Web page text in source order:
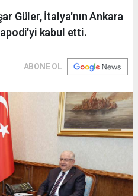
Güler, İtalya'nın Ankara
kabul etti.
ABONE OL